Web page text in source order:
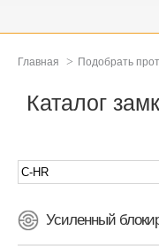
Главная > Подобрать
Каталог
Усиленный